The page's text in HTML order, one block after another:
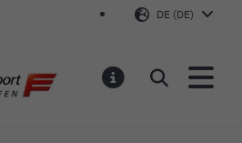
DE (DE)
Bodensee-Airport
Suchen